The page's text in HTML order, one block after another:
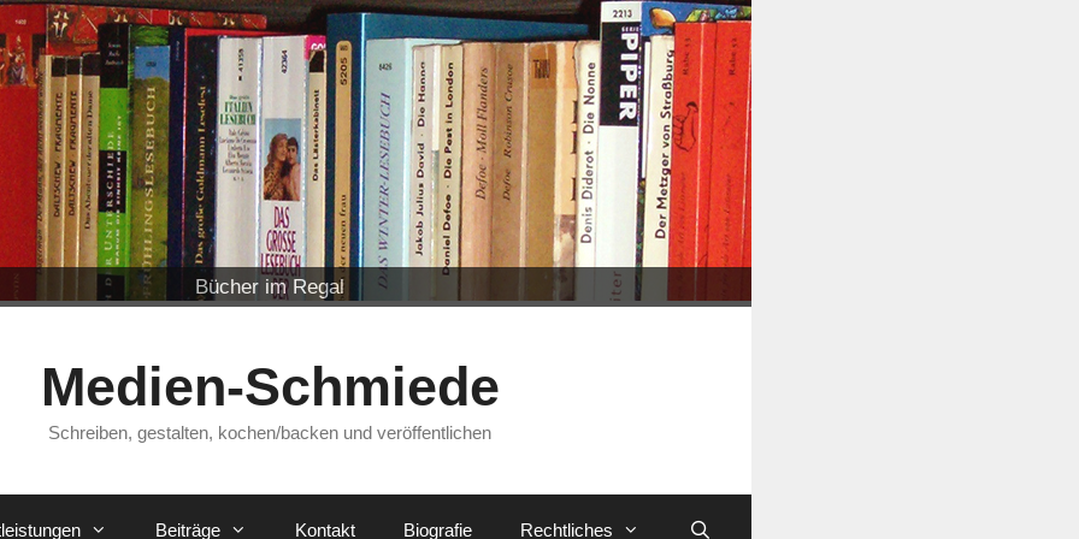
„Copyright“ im Duden
Bücher im Regal
Alte Buchrücken
Johannes-Gutenberg-Denkmal in Mainz
Buchbindung
Büchersammlung
Medien-Schmiede
Schreiben, gestalten, kochen/backen und veröffentlichen
Beiträge Kontakt Biografie Rechtliches